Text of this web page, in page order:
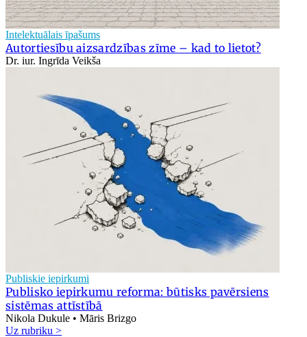
Intelektuālais īpašums
Autortiesību aizsardzības zīme – kad to lietot?
Dr. iur. Ingrīda Veikša
Publiskie iepirkumi
Publisko iepirkumu reforma: būtisks pavērsiens
sistēmas attīstībā
Nikola Dukule • Māris Brizgo
Uz rubriku >